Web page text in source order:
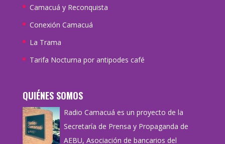
Camacuá y Reconquista
Conexión Camacuá
La Trama
Tarifa Nocturna por antipodes café
QUIÉNES SOMOS
Radio Camacuá es un proyecto de la
Secretaría de Prensa y Propaganda de
AEBU, Asociación de bancarios del